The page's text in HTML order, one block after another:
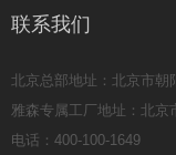
联系我们
北京总部地址：北京市朝
雅森专属工厂地址：北京
电话：400-100-1649